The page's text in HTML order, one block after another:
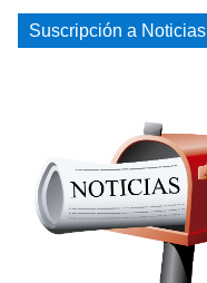
Suscripción a Noticias